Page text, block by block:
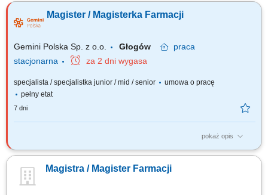
Ty jesteś ekspertem – wierzymy w Twoją fachową wiedzę, dlatego
każdemu Pacjentowi możesz poświęcić tyle czasu ile potrzebujesz i to Ty
Magister / Magisterka Farmacji
Gemini Polska Sp. z o.o. Głogów
praca
stacjonarna
za 2 dni wygasa
specjalista / specjalistka junior / mid / senior
umowa o pracę
pełny etat
7 dni
pokaż opis
Czego możesz się spodziewać? dynamiki pracy – z jednej strony
Ty jesteś ekspertem – wierzymy w Twoją fachową wiedzę, dlatego
każdemu Pacjentowi możesz poświęcić tyle czasu, ile potrzebujesz i to Ty
Magistra / Magister Farmacji